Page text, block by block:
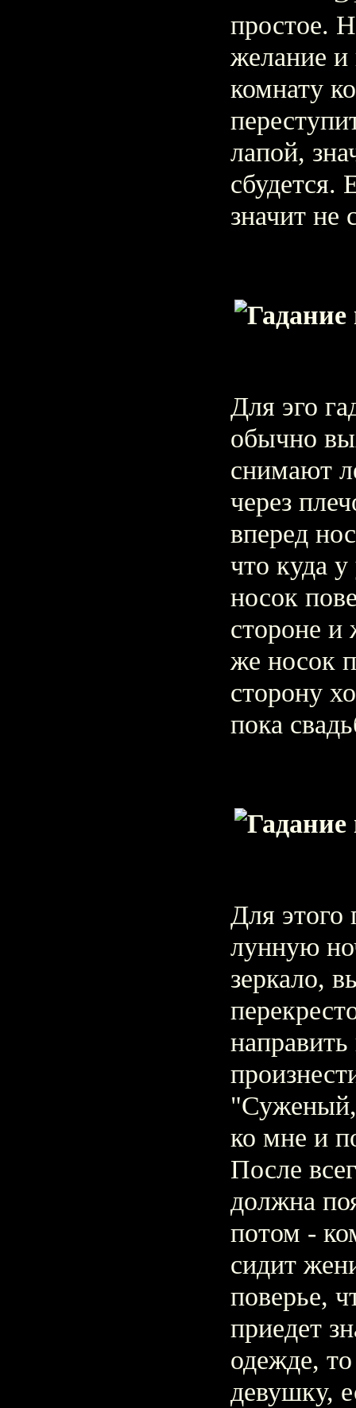
простое.
желание и
комнату
лапой,
сбудется.
значит не
Для эго
обычно
снимают
через
вперед
что куда
носок
стороне
же носок
сторону
пока
Для этого
лунную
зеркало,
ко мне и
После
должна
потом -
сидит
поверье,
приедет
одежде,
девушку,